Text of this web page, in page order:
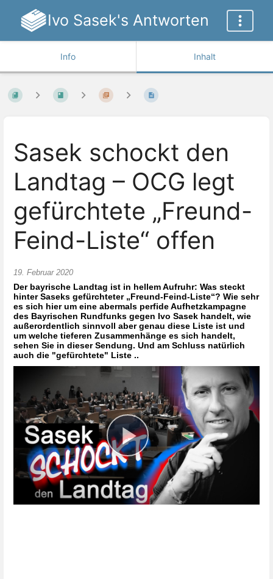
Ivo Sasek's Antworten
Info Inhalt
Sasek schockt den
Landtag – OCG legt
gefürchtete „Freund-
Feind-Liste“ offen
19. Februar 2020
Der bayrische Landtag ist in hellem Aufruhr: Was steckt
hinter Saseks gefürchteter „Freund-Feind-Liste“? Wie sehr
es sich hier um eine abermals perfide Aufhetzkampagne
des Bayrischen Rundfunks gegen Ivo Sasek handelt, wie
außerordentlich sinnvoll aber genau diese Liste ist und
um welche tieferen Zusammenhänge es sich handelt,
sehen Sie in dieser Sendung. Und am Schluss natürlich
auch die "gefürchtete" Liste ..